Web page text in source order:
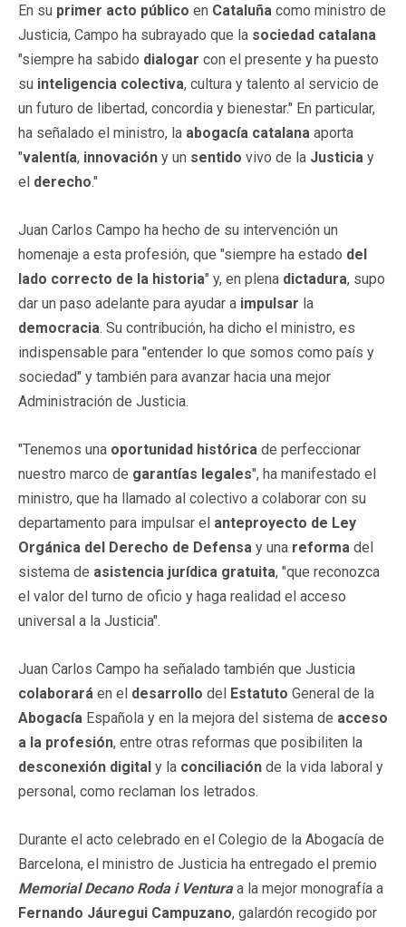
En su primer acto público en Cataluña como ministro de
Justicia, Campo ha subrayado que la sociedad catalana
"siempre ha sabido dialogar con el presente y ha puesto
su inteligencia colectiva, cultura y talento al servicio de
un futuro de libertad, concordia y bienestar." En particular,
ha señalado el ministro, la abogacía catalana aporta
"valentía, innovación y un sentido vivo de la Justicia y
el derecho."
Juan Carlos Campo ha hecho de su intervención un
homenaje a esta profesión, que "siempre ha estado del
lado correcto de la historia" y, en plena dictadura, supo
dar un paso adelante para ayudar a impulsar la
democracia. Su contribución, ha dicho el ministro, es
indispensable para "entender lo que somos como país y
sociedad" y también para avanzar hacia una mejor
Administración de Justicia.
"Tenemos una oportunidad histórica de perfeccionar
nuestro marco de garantías legales", ha manifestado el
ministro, que ha llamado al colectivo a colaborar con su
departamento para impulsar el anteproyecto de Ley
Orgánica del Derecho de Defensa y una reforma del
sistema de asistencia jurídica gratuita, "que reconozca
el valor del turno de oficio y haga realidad el acceso
universal a la Justicia".
Juan Carlos Campo ha señalado también que Justicia
colaborará en el desarrollo del Estatuto General de la
Abogacía Española y en la mejora del sistema de acceso
a la profesión, entre otras reformas que posibiliten la
desconexión digital y la conciliación de la vida laboral y
personal, como reclaman los letrados.
Durante el acto celebrado en el Colegio de la Abogacía de
Barcelona, el ministro de Justicia ha entregado el premio
Memorial Decano Roda i Venturaa la mejor monografía a
Fernando Jáuregui Campuzano, galardón recogido por